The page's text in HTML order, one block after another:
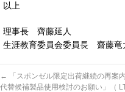
以上
理事長 齊藤延人
生涯教育委員会委員長 齋藤竜
←
「スポンゼル限定出荷継続の再案
代替候補製品使用検討のお願い」（